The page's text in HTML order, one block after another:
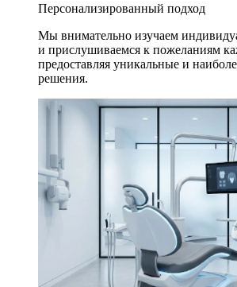
Персонализированный подход
Мы внимательно изучаем
и прислушиваемся к пожеланиям
предоставляя уникальные и
решения.